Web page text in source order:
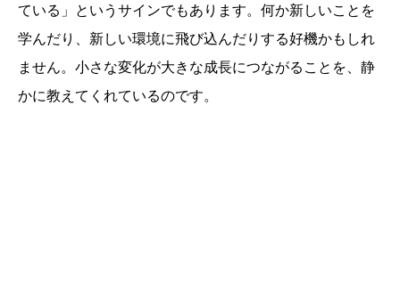
ている」というサインでもあります。何か新しいことを
学んだり、新しい環境に飛び込んだりする好機かもしれ
ません。小さな変化が大きな成長につながることを、静
かに教えてくれているのです。